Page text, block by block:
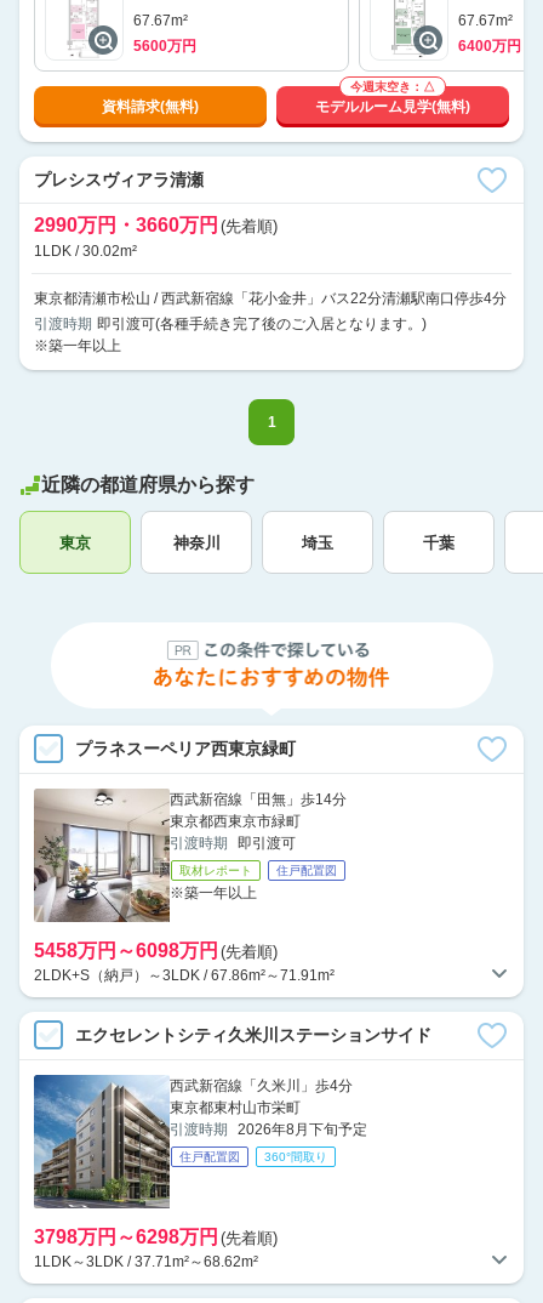
67.67m²
5600万円
67.67m²
6400万円
資料請求(無料)
今週末空き：△
モデルルーム見学(無料)
プレシスヴィアラ清瀬
2990万円・3660万円 (先着順)
1LDK / 30.02m²
東京都清瀬市松山 / 西武新宿線「花小金井」バス22分清瀬駅南口停歩4分
引渡時期 即引渡可(各種手続き完了後のご入居となります。)
※築一年以上
1
近隣の都道府県から探す
東京 神奈川 埼玉 千葉
プラネスーペリア西東京緑町
西武新宿線「田無」歩14分
東京都西東京市緑町
引渡時期
即引渡可
取材レポート 住戸配置図
※築一年以上
5458万円～6098万円 (先着順)
2LDK+S（納戸）～3LDK / 67.86m²～71.91m²
エクセレントシティ久米川ステーションサイド
西武新宿線「久米川」歩4分
東京都東村山市栄町
引渡時期
2026年8月下旬予定
住戸配置図 360°間取り
3798万円～6298万円 (先着順)
1LDK～3LDK / 37.71m²～68.62m²